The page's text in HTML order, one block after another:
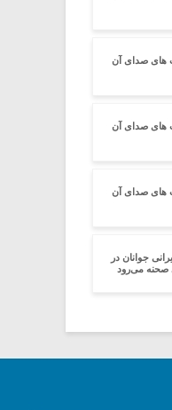
های صدای آن
های صدای آن
های صدای آن
جوانان در
صحنه می‌رود